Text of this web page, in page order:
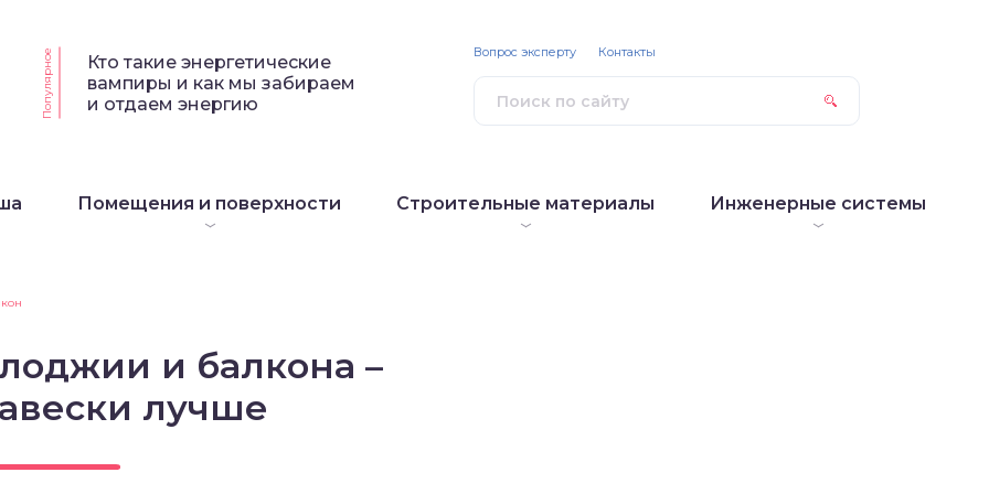
Популярное
Кто такие энергетические
вампиры и как мы забираем
и отдаем энергию
Помещения и поверхности Строительные материалы Инженерные системы
Вопрос эксперту Контакты
и балкона –
лучше